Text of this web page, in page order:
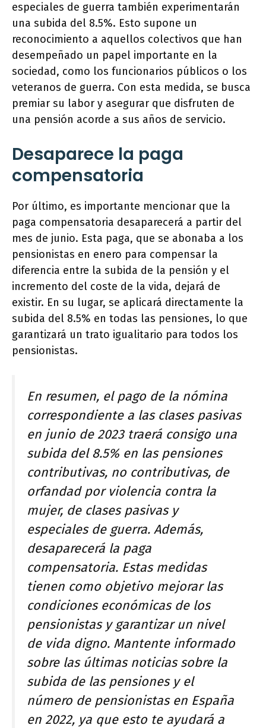
especiales de guerra también experimentarán
una subida del 8.5%. Esto supone un
reconocimiento a aquellos colectivos que han
desempeñado un papel importante en la
sociedad, como los funcionarios públicos o los
veteranos de guerra. Con esta medida, se busca
premiar su labor y asegurar que disfruten de
una pensión acorde a sus años de servicio.
Desaparece la paga
compensatoria
Por último, es importante mencionar que la
paga compensatoria desaparecerá a partir del
mes de junio. Esta paga, que se abonaba a los
pensionistas en enero para compensar la
diferencia entre la subida de la pensión y el
incremento del coste de la vida, dejará de
existir. En su lugar, se aplicará directamente la
subida del 8.5% en todas las pensiones, lo que
garantizará un trato igualitario para todos los
pensionistas.
En resumen, el pago de la nómina
correspondiente a las clases pasivas
en junio de 2023 traerá consigo una
subida del 8.5% en las pensiones
contributivas, no contributivas, de
orfandad por violencia contra la
mujer, de clases pasivas y
especiales de guerra. Además,
desaparecerá la paga
compensatoria. Estas medidas
tienen como objetivo mejorar las
condiciones económicas de los
pensionistas y garantizar un nivel
de vida digno. Mantente informado
sobre las últimas noticias sobre la
subida de las pensiones y el
número de pensionistas en España
en 2022, ya que esto te ayudará a